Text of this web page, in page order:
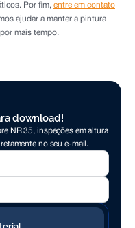
Por fim, entre em contato
ajudar a manter a pintura
mais tempo.
download!
NR 35, inspeções em altura
no seu e-mail.